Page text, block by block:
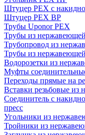
Штуцер PEX c
Штуцер PEX ВР
Трубы Uponor PEX
Трубы из
Трубопровод из
Трубы из
Водорозетки из
Муфты
Переходы прямые на
Вставки резьбовые из
Соединитель с
пресс
Угольники из
Тройники из